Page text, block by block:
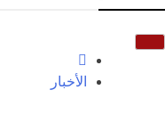
الأخبار